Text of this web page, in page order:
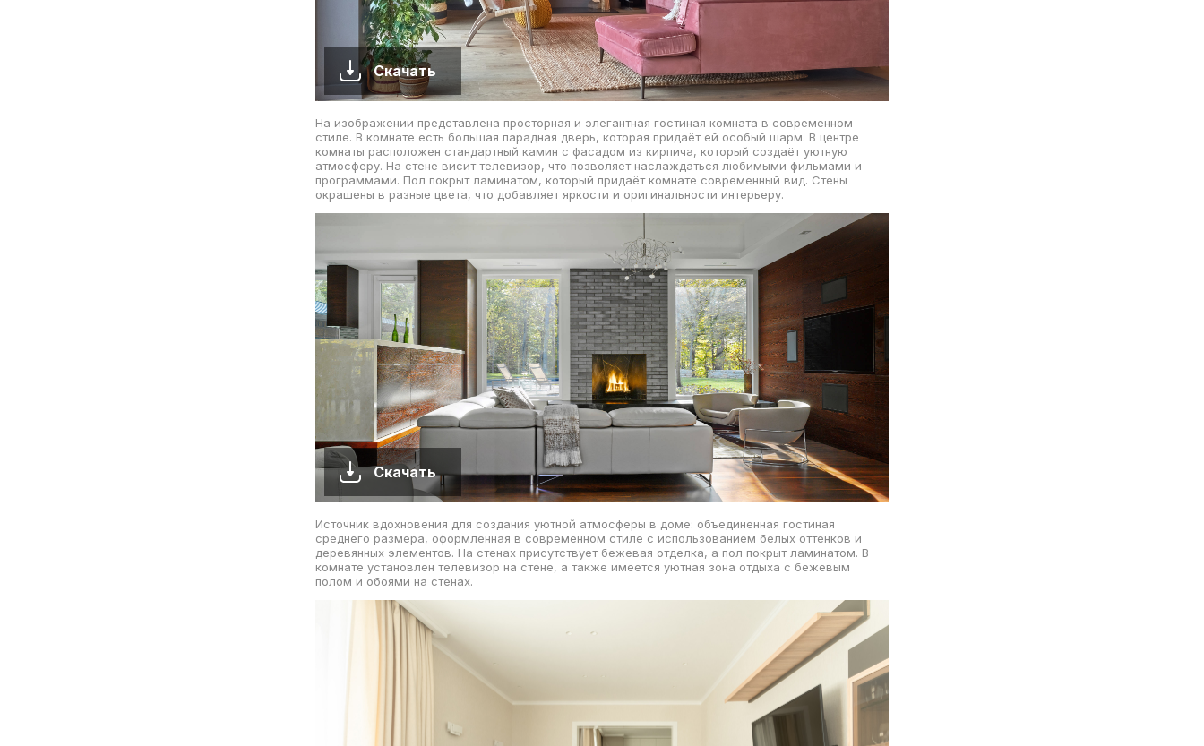
Скачать
На изображении представлена просторная и элегантная гостиная комната в современном
стиле. В комнате есть большая парадная дверь, которая придаёт ей особый шарм. В центре
комнаты расположен стандартный камин с фасадом из кирпича, который создаёт уютную
атмосферу. На стене висит телевизор, что позволяет наслаждаться любимыми фильмами и
программами. Пол покрыт ламинатом, который придаёт комнате современный вид. Стены
окрашены в разные цвета, что добавляет яркости и оригинальности интерьеру.
Скачать
Источник вдохновения для создания уютной атмосферы в доме: объединенная гостиная
среднего размера, оформленная в современном стиле с использованием белых оттенков и
деревянных элементов. На стенах присутствует бежевая отделка, а пол покрыт ламинатом. В
комнате установлен телевизор на стене, а также имеется уютная зона отдыха с бежевым
полом и обоями на стенах.